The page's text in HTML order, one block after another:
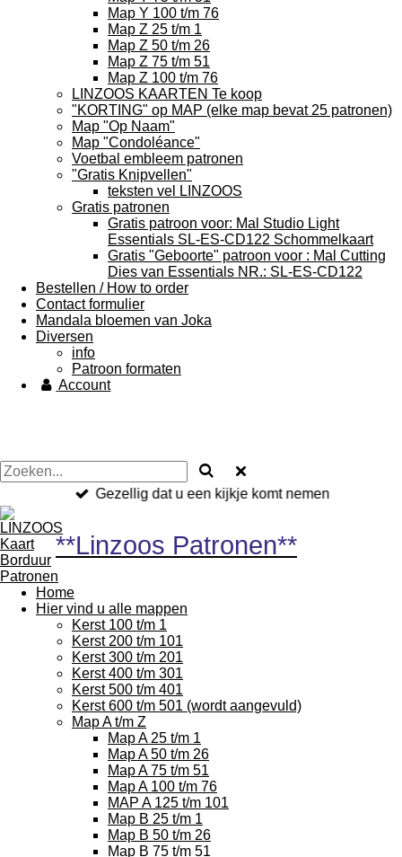
Map Y 100 t/m 76
Map Z 25 t/m 1
Map Z 50 t/m 26
Map Z 75 t/m 51
Map Z 100 t/m 76
LINZOOS KAARTEN Te koop
"KORTING" op MAP (elke map bevat 25 patronen)
Map "Op Naam"
Map "Condoléance"
Voetbal embleem patronen
"Gratis Knipvellen"
teksten vel LINZOOS
Gratis patronen
Gratis patroon voor: Mal Studio Light
Essentials SL-ES-CD122 Schommelkaart
Gratis "Geboorte" patroon voor : Mal Cutting
Dies van Essentials NR.: SL-ES-CD122
Bestellen / How to order
Contact formulier
Mandala bloemen van Joka
Diversen
info
Patroon formaten
Account
Gezellig dat u een kijkje komt nemen
**Linzoos Patronen**
Home
Hier vind u alle mappen
Kerst 100 t/m 1
Kerst 200 t/m 101
Kerst 300 t/m 201
Kerst 400 t/m 301
Kerst 500 t/m 401
Kerst 600 t/m 501 (wordt aangevuld)
Map A t/m Z
Map A 25 t/m 1
Map A 50 t/m 26
Map A 75 t/m 51
Map A 100 t/m 76
MAP A 125 t/m 101
Map B 25 t/m 1
Map B 50 t/m 26
Map B 75 t/m 51